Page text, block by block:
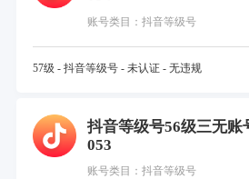
账号类目：抖音等级号
57级 - 抖音等级号 - 未认证 - 无违规
抖音等级号56级三无账
053
账号类目：抖音等级号